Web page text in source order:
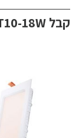
קבל FS-CL-18W /FS-GT10-18W